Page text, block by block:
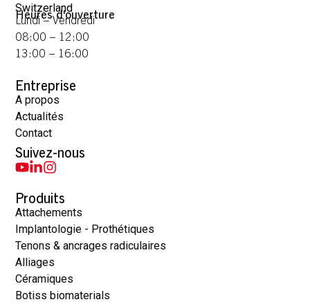
Switzerland
Heures d'ouverture
Lundi – Vendredi
08:00 – 12:00
13:00 – 16:00
Entreprise
A propos
Actualités
Contact
Suivez-nous
Produits
Attachements
Implantologie - Prothétiques
Tenons & ancrages radiculaires
Alliages
Céramiques
Botiss biomaterials